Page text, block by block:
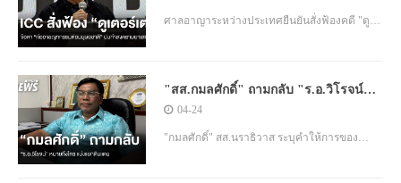
ศาลอาญาระหว่างประเทศยืนยันสั่งฟ้องคดี "ดู
สงครามยาเสพติด
"สส.กมลศักดิ์" ถามกลับ "ร.อ.วิโรจน์"
หมายถึงใคร แบ่งแยกดินแดน
04-24
"กมลศักดิ์" สส.นราธิวาส ระบุคำให้การของ